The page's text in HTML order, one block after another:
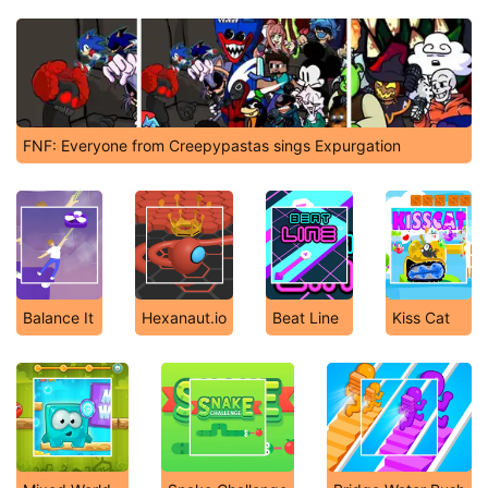
FNF: Everyone from Creepypastas sings Expurgation
Balance It Hexanaut.io Beat Line Kiss Cat